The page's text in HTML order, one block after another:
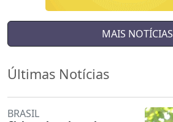
MAIS NOTÍCIAS
Últimas Notícias
BRASIL